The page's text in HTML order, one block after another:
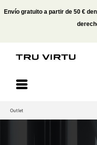
Envío gratuito a partir de 50 €
Outlet